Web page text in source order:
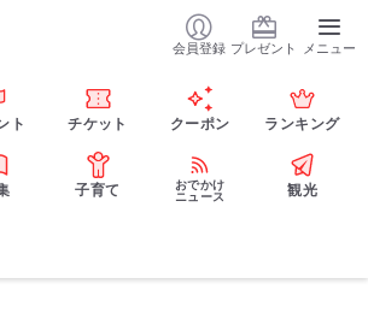
会員登録 プレゼント メニュー
ト チケット クーポン ランキング
子育て
おでかけ
ニュース
観光